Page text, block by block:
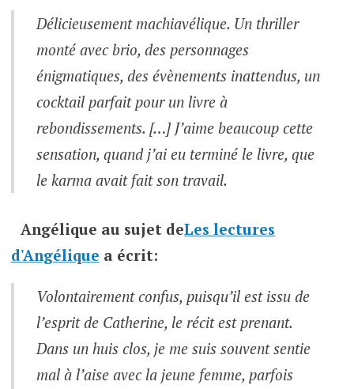
Délicieusement machiavélique. Un thriller
monté avec brio, des personnages
énigmatiques, des évènements inattendus, un
cocktail parfait pour un livre à
rebondissements. […] J’aime beaucoup cette
sensation, quand j’ai eu terminé le livre, que
le karma avait fait son travail.
Angélique au sujet deLes lectures
d'Angélique a écrit:
Volontairement confus, puisqu’il est issu de
l’esprit de Catherine, le récit est prenant.
Dans un huis clos, je me suis souvent sentie
mal à l’aise avec la jeune femme, parfois